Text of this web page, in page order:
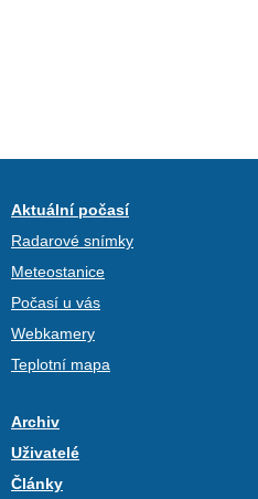
Aktuální počasí
Radarové snímky
Meteostanice
Počasí u vás
Webkamery
Teplotní mapa
Archiv
Uživatelé
Články